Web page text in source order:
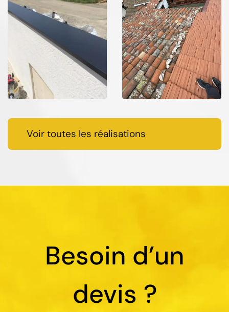
Voir toutes les réalisations
Besoin d’un
devis ?